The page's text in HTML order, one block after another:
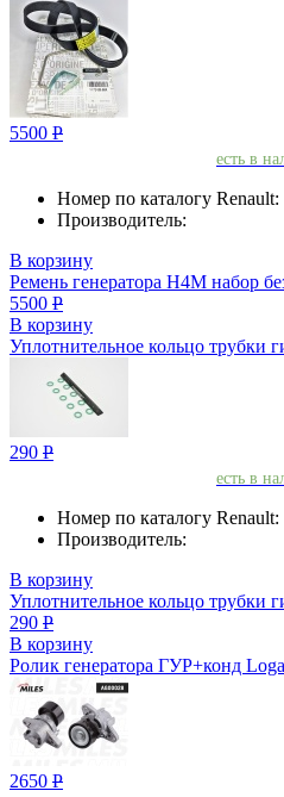
5500 Р
есть в
Номер по каталогу Renault:
Производитель:
В корзину
Ремень генератора H4M набор
5500 Р
В корзину
Уплотнительное кольцо трубки
290 Р
есть в
Номер по каталогу Renault:
Производитель:
В корзину
Уплотнительное кольцо трубки
290 Р
В корзину
Ролик генератора ГУР+конд
2650 Р